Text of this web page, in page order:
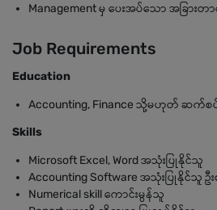
Management မှ ပေးအပ်သော အခြားတာ
Job Requirements
Education
Accounting, Finance သို့မဟုတ် ဆက်
Skills
Microsoft Excel, Word အသုံးပြုနိုင်သူ
Accounting Software အသုံးပြုနိုင်သူ ဦး
Numerical skill ကောင်းမွန်သူ